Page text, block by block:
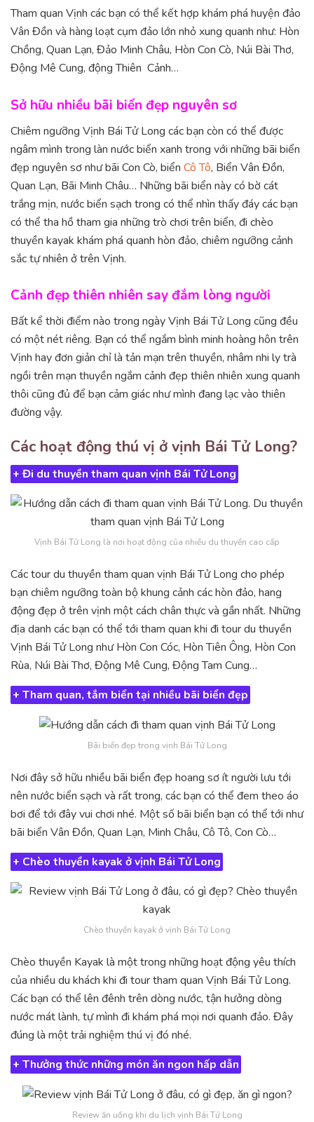
Tham quan Vịnh các bạn có thể kết hợp khám phá huyện đảo
Vân Đồn và hàng loạt cụm đảo lớn nhỏ xung quanh như: Hòn
Chồng, Quan Lạn, Đảo Minh Châu, Hòn Con Cò, Núi Bài Thơ,
Động Mê Cung, động Thiên Cảnh…
Sở hữu nhiều bãi biển đẹp nguyên sơ
Chiêm ngưỡng Vịnh Bái Tử Long các bạn còn có thể được
ngâm mình trong làn nước biển xanh trong với những bãi biển
đẹp nguyên sơ như bãi Con Cò, biển Cô Tô, Biển Vân Đồn,
Quan Lạn, Bãi Minh Châu… Những bãi biển này có bờ cát
trắng mịn, nước biển sạch trong có thể nhìn thấy đáy các bạn
có thể tha hồ tham gia những trò chơi trên biển, đi chèo
thuyền kayak khám phá quanh hòn đảo, chiêm ngưỡng cảnh
sắc tự nhiên ở trên Vịnh.
Cảnh đẹp thiên nhiên say đắm lòng người
Bất kể thời điểm nào trong ngày Vịnh Bái Tử Long cũng đều
có một nét riêng. Bạn có thể ngắm bình minh hoàng hôn trên
Vịnh hay đơn giản chỉ là tản mạn trên thuyền, nhâm nhi ly trà
ngồi trên mạn thuyền ngắm cảnh đẹp thiên nhiên xung quanh
thôi cũng đủ để bạn cảm giác như mình đang lạc vào thiên
đường vậy.
Các hoạt động thú vị ở vịnh Bái Tử Long?
+ Đi du thuyền tham quan vịnh Bái Tử Long
Vịnh Bái Tử Long là nơi hoạt động của nhiều du thuyền cao cấp
Các tour du thuyền tham quan vịnh Bái Tử Long cho phép
bạn chiêm ngưỡng toàn bộ khung cảnh các hòn đảo, hang
động đẹp ở trên vịnh một cách chân thực và gần nhất. Những
địa danh các bạn có thể tới tham quan khi đi tour du thuyền
Vịnh Bái Tử Long như Hòn Con Cóc, Hòn Tiên Ông, Hòn Con
Rùa, Núi Bài Thơ, Động Mê Cung, Động Tam Cung…
+ Tham quan, tắm biển tại nhiều bãi biển đẹp
Bãi biển đẹp trong vịnh Bái Tử Long
Nơi đây sở hữu nhiều bãi biển đẹp hoang sơ ít người lưu tới
nên nước biển sạch và rất trong, các bạn có thể đem theo áo
bơi để tới đây vui chơi nhé. Một số bãi biển bạn có thể tới như
bãi biển Vân Đồn, Quan Lạn, Minh Châu, Cô Tô, Con Cò…
+ Chèo thuyền kayak ở vịnh Bái Tử Long
Chèo thuyền kayak ở vịnh Bái Tử Long
Chèo thuyền Kayak là một trong những hoạt động yêu thích
của nhiều du khách khi đi tour tham quan Vịnh Bái Tử Long.
Các bạn có thể lên đênh trên dòng nước, tận hưởng dòng
nước mát lành, tự mình đi khám phá mọi nơi quanh đảo. Đây
đúng là một trải nghiệm thú vị đó nhé.
+ Thưởng thức những món ăn ngon hấp dẫn
Review ăn uống khi du lịch vịnh Bái Tử Long